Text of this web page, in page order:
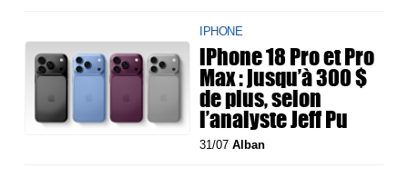
IPHONE
iPhone 18 Pro et Pro
Max : jusqu’à 300 $
de plus, selon
l’analyste Jeff Pu
31/07Alban